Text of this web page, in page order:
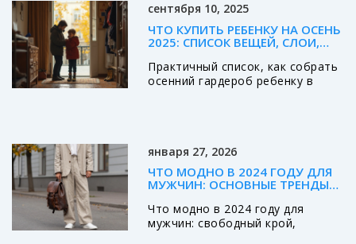
сентября 10, 2025
ЧТО КУПИТЬ РЕБЕНКУ НА ОСЕНЬ
2025: СПИСОК ВЕЩЕЙ, СЛОИ,
Практичный список, как собрать
осенний гардероб ребенку в
января 27, 2026
ЧТО МОДНО В 2024 ГОДУ ДЛЯ
МУЖЧИН: ОСНОВНЫЕ ТРЕНДЫ
Что модно в 2024 году для
мужчин: свободный крой,